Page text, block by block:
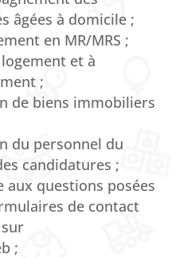
âgées à domicile ;
en MR/MRS ;
logement et à
;
de biens immobiliers
du personnel du
candidatures ;
aux questions posées
de contact
;